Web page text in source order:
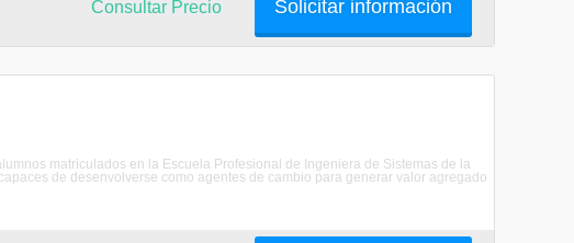
Solicitar información
Consultar Precio
matriculados en la Escuela Profesional de Ingeniera de Sistemas de la
de desenvolverse como agentes de cambio para generar valor agregado